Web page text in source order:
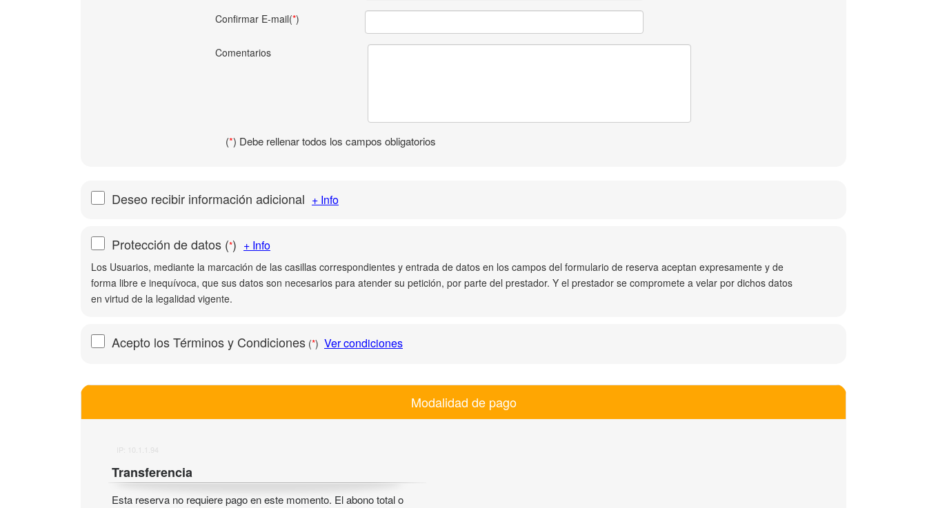
Confirmar E-mail(*)
Comentarios
(*) Debe rellenar todos los campos obligatorios
Deseo recibir información adicional + Info
Protección de datos (*) + Info
Los Usuarios, mediante la marcación de las casillas correspondientes y entrada de datos en los campos del formulario de reserva aceptan expresamente y de
forma libre e inequívoca, que sus datos son necesarios para atender su petición, por parte del prestador. Y el prestador se compromete a velar por dichos datos
en virtud de la legalidad vigente.
Acepto los Términos y Condiciones (*) Ver condiciones
Modalidad de pago
IP: 10.1.1.94
Transferencia
Esta reserva no requiere pago en este momento. El abono total o